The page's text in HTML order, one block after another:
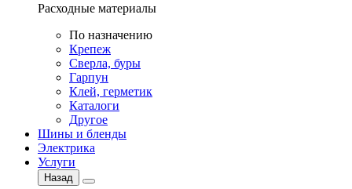
Расходные материалы
По назначению
Крепеж
Сверла, буры
Гарпун
Клей, герметик
Каталоги
Другое
Шины и бленды
Электрика
Услуги
Назад